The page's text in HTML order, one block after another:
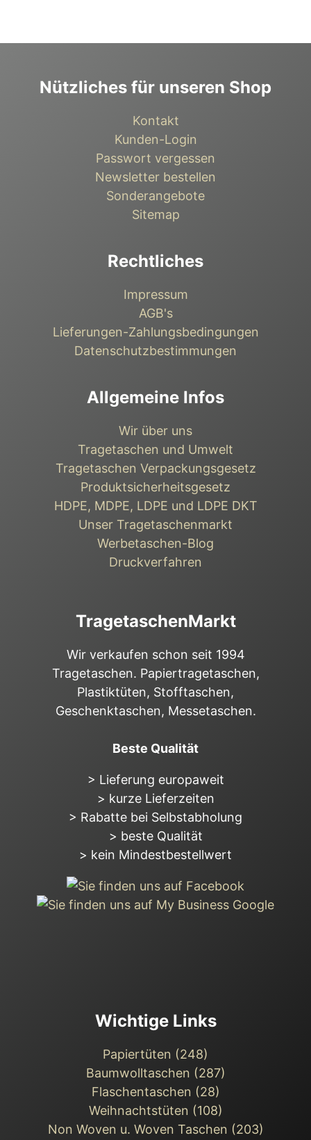
TragetaschenMarkt
Wir verkaufen schon seit 1994
Tragetaschen. Papiertragetaschen,
Plastiktüten, Stofftaschen,
Geschenktaschen, Messetaschen.
Beste Qualität
> Lieferung europaweit
> kurze Lieferzeiten
> Rabatte bei Selbstabholung
> beste Qualität
> kein Mindestbestellwert
Papiertüten (248)
Baumwolltaschen (287)
Flaschentaschen (28)
Weihnachts­tüten (108)
Non Woven u. Woven Taschen (203)
Geschenke verpacken (301)
weitere TRAGETASCHEN
Nützliches für unseren Shop
Kontakt
Kunden-Login
Passwort vergessen
Newsletter bestellen
Sonderangebote
Sitemap
Rechtliches
Impressum
AGB's
Lieferungen-Zahlungsbedingungen
Datenschutzbestimmungen
Allgemeine Infos
Wir über uns
Tragetaschen und Umwelt
Tragetaschen Verpackungsgesetz
Produktsicherheitsgesetz
HDPE, MDPE, LDPE und LDPE DKT
Unser Tragetaschenmarkt
Werbetaschen-Blog
Druckverfahren